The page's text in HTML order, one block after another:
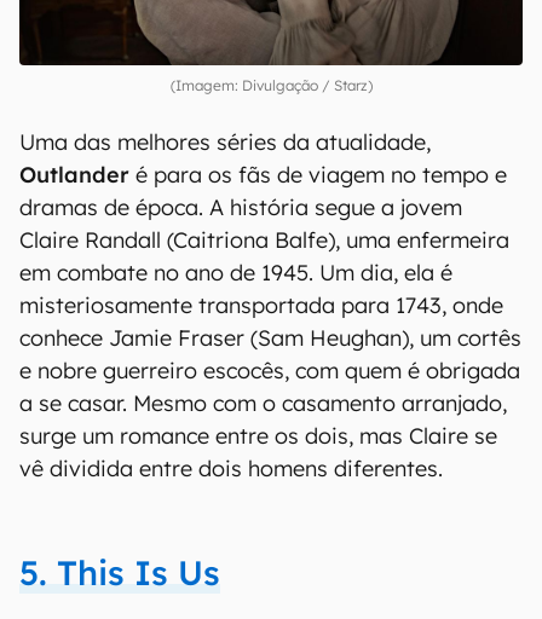
(Imagem: Divulgação / Starz)
Uma das melhores séries da atualidade,
Outlander é para os fãs de viagem no tempo e
dramas de época. A história segue a jovem
Claire Randall (Caitriona Balfe), uma enfermeira
em combate no ano de 1945. Um dia, ela é
misteriosamente transportada para 1743, onde
conhece Jamie Fraser (Sam Heughan), um cortês
e nobre guerreiro escocês, com quem é obrigada
a se casar. Mesmo com o casamento arranjado,
surge um romance entre os dois, mas Claire se
vê dividida entre dois homens diferentes.
5. This Is Us